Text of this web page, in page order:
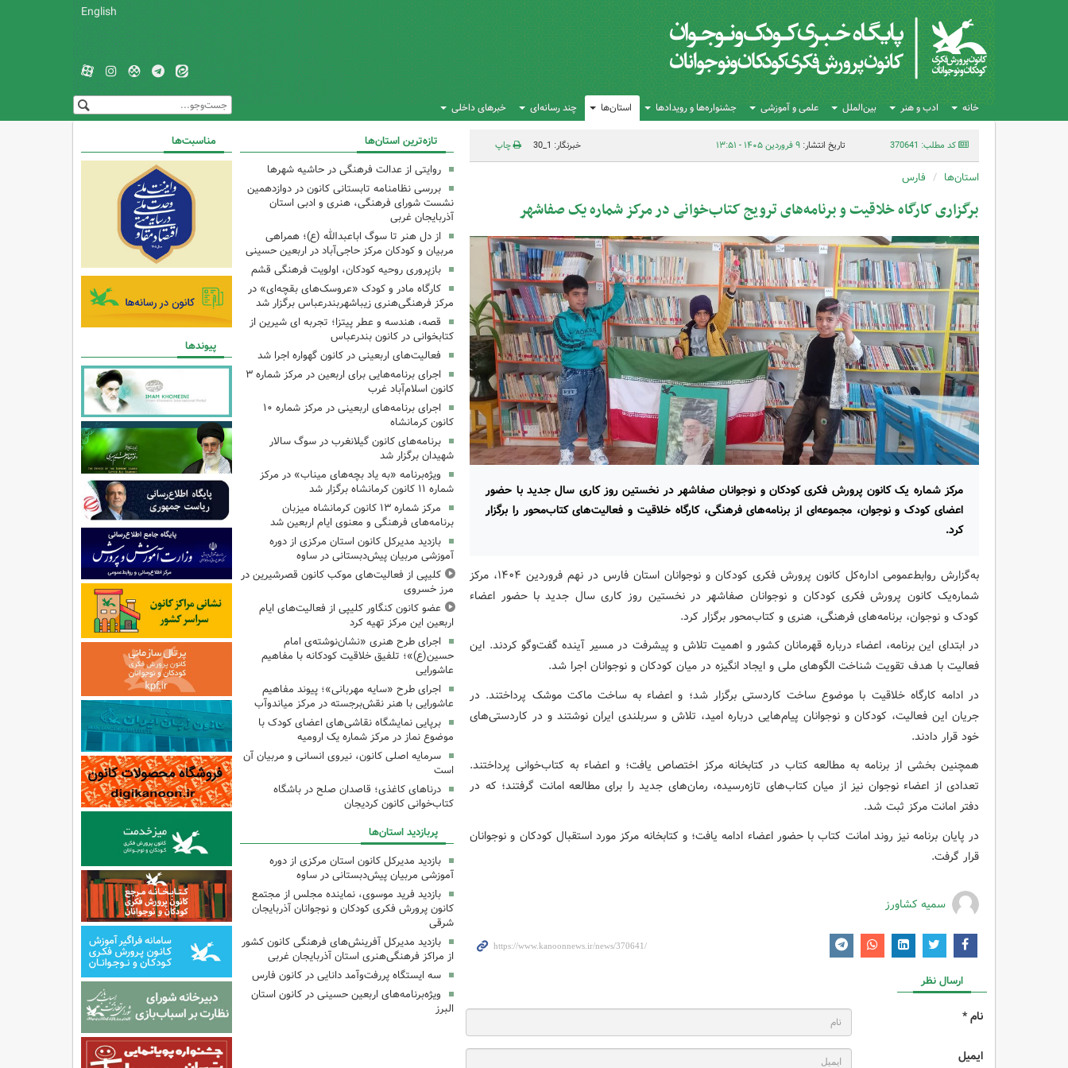
English
خانه ادب و هنر بین‌الملل علمی و آموزشی جشنواره‌ها و رویدادها استان‌ها چند رسانه‌ای خبرهای داخلی
کد مطلب: 370641 تاریخ انتشار:۹ فروردین ۱۴۰۵ - ۱۳:۵۱ خبرنگار: 1_30 چاپ
استان‌ها فارس
برگزاری کارگاه خلاقیت و برنامه‌های ترویج کتاب‌خوانی در مرکز شماره یک صفاشهر
مرکز شماره یک کانون پرورش فکری کودکان و نوجوانان صفاشهر در نخستین روز کاری سال جدید با حضور
اعضای کودک و نوجوان، مجموعه‌ای از برنامه‌های فرهنگی، کارگاه خلاقیت و فعالیت‌های کتاب‌محور را برگزار
کرد.
به‌گزارش روابط‌عمومی اداره‌کل کانون پرورش فکری کودکان و نوجوانان استان فارس در نهم فروردین ۱۴۰۴، مرکز
شماره‌یک کانون پرورش فکری کودکان و نوجوانان صفاشهر در نخستین روز کاری سال جدید با حضور اعضاء
کودک و نوجوان، برنامه‌های فرهنگی، هنری و کتاب‌محور برگزار کرد.
در ابتدای این برنامه، اعضاء درباره قهرمانان کشور و اهمیت تلاش و پیشرفت در مسیر آینده گفت‌وگو کردند. این
فعالیت با هدف تقویت شناخت الگوهای ملی و ایجاد انگیزه در میان کودکان و نوجوانان اجرا شد.
در ادامه کارگاه خلاقیت با موضوع ساخت کاردستی برگزار شد؛ و اعضاء به ساخت ماکت موشک پرداختند. در
جریان این فعالیت، کودکان و نوجوانان پیام‌هایی درباره امید، تلاش و سربلندی ایران نوشتند و در کاردستی‌های
خود قرار دادند.
همچنین بخشی از برنامه به مطالعه کتاب در کتابخانه مرکز اختصاص یافت؛ و اعضاء به کتاب‌خوانی پرداختند.
تعدادی از اعضاء نوجوان نیز از میان کتاب‌های تازه‌رسیده، رمان‌های جدید را برای مطالعه امانت گرفتند؛ که در
دفتر امانت مرکز ثبت شد.
در پایان برنامه نیز روند امانت کتاب با حضور اعضاء ادامه یافت؛ و کتابخانه مرکز مورد استقبال کودکان و نوجوانان
قرار گرفت.
سمیه کشاورز
ارسال نظر
نام *
ایمیل
تازه‌ترین استان‌ها
روایتی از عدالت فرهنگی در حاشیه شهرها
بررسی نظامنامه تابستانی کانون در دوازدهمین
نشست شورای فرهنگی، هنری و ادبی استان
آذربایجان غربی
از دل هنر تا سوگ اباعبدالله (ع)؛ همراهی
مربیان و کودکان مرکز حاجی‌آباد در اربعین حسینی
بازپروری روحیه کودکان، اولویت فرهنگی قشم
کارگاه مادر و کودک «عروسک‌های بقچه‌ای» در
مرکز فرهنگی‌هنری زیباشهربندرعباس برگزار شد
قصه، هندسه و عطر پیتزا؛ تجربه ای شیرین از
کتابخوانی در کانون بندرعباس
فعالیت‌های اربعینی در کانون گهواره اجرا شد
اجرای برنامه‌هایی برای اربعین در مرکز شماره ۳
کانون اسلام‌آباد غرب
اجرای برنامه‌های اربعینی در مرکز شماره ۱۰
کانون کرمانشاه
برنامه‌های کانون گیلانغرب در سوگ سالار
شهیدان برگزار شد
ویژه‌برنامه «به یاد بچه‌های میناب» در مرکز
شماره ۱۱ کانون کرمانشاه برگزار شد
مرکز شماره ۱۳ کانون کرمانشاه میزبان
برنامه‌های فرهنگی و معنوی ایام اربعین شد
بازدید مدیرکل کانون استان مرکزی از دوره
آموزشی مربیان پیش‌دبستانی در ساوه
کلیپی از فعالیت‌های موکب کانون قصرشیرین در
مرز خسروی
عضو کانون کنگاور کلیپی از فعالیت‌های ایام
اربعین این مرکز تهیه کرد
اجرای طرح هنری «نشان‌نوشته‌ی امام
حسین(ع)»؛ تلفیق خلاقیت کودکانه با مفاهیم
عاشورایی
اجرای طرح «سایه مهربانی»؛ پیوند مفاهیم
عاشورایی با هنر نقش‌برجسته در مرکز میاندوآب
برپایی نمایشگاه نقاشی‌های اعضای کودک با
موضوع نماز در مرکز شماره یک ارومیه
سرمایه اصلی کانون، نیروی انسانی و مربیان آن
است
درناهای کاغذی؛ قاصدان صلح در باشگاه
کتاب‌خوانی کانون کردیجان
پربازدید استان‌ها
بازدید مدیرکل کانون استان مرکزی از دوره
آموزشی مربیان پیش‌دبستانی در ساوه
بازدید فرید موسوی، نماینده مجلس از مجتمع
کانون پرورش فکری کودکان و نوجوانان آذربایجان
شرقی
بازدید مدیرکل آفرینش‌های فرهنگی کانون کشور
از مراکز فرهنگی‌هنری استان آذربایجان غربی
سه ایستگاه پررفت‌وآمد دانایی در کانون فارس
ویژه‌برنامه‌های اربعین حسینی در کانون استان
البرز
مناسبت‌ها
پیوندها